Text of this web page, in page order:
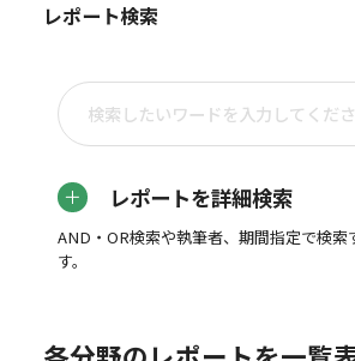
レポート検索
レポートを詳細検索
AND・OR検索や執筆者、期間指定で検索
す。